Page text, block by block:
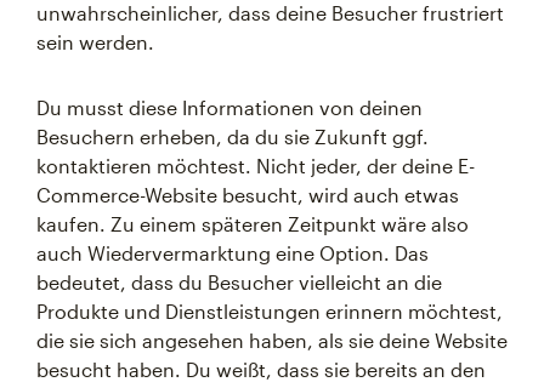
unwahrscheinlicher, dass deine Besucher frustriert
sein werden.
Du musst diese Informationen von deinen
Besuchern erheben, da du sie Zukunft ggf.
kontaktieren möchtest. Nicht jeder, der deine E-
Commerce-Website besucht, wird auch etwas
kaufen. Zu einem späteren Zeitpunkt wäre also
auch Wiedervermarktung eine Option. Das
bedeutet, dass du Besucher vielleicht an die
Produkte und Dienstleistungen erinnern möchtest,
die sie sich angesehen haben, als sie deine Website
besucht haben. Du weißt, dass sie bereits an den